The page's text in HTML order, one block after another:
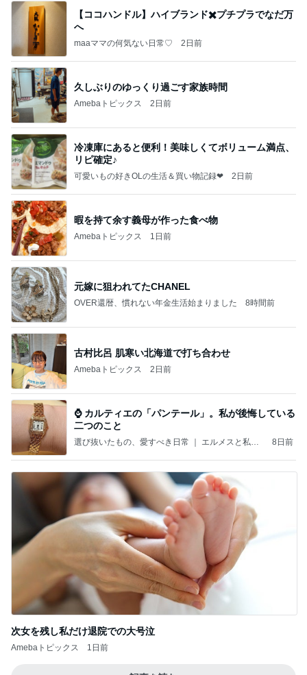
【ココハンドル】ハイブランド✖️プチプラでなだ万
へ
maaママの何気ない日常♡ 2日前
久しぶりのゆっくり過ごす家族時間
Amebaトピックス 2日前
冷凍庫にあると便利！美味しくてボリューム満点、
リピ確定♪
可愛いもの好きOLの生活＆買い物記録❤ 2日前
暇を持て余す義母が作った食べ物
Amebaトピックス 1日前
元嫁に狙われてたCHANEL
OVER還暦、慣れない年金生活始まりました 8時間前
古村比呂 肌寒い北海道で打ち合わせ
Amebaトピックス 2日前
⌚ カルティエの「パンテール」。私が後悔している
二つのこと
選び抜いたもの、愛すべき日常 ｜ エルメスと私の
8日前
次女を残し私だけ退院での大号泣
Amebaトピックス 1日前